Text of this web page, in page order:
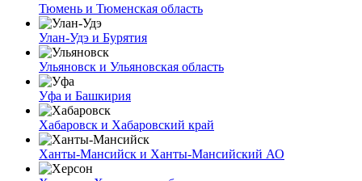
Тюмень и Тюменская область
Улан-Удэ и Бурятия
Ульяновск и Ульяновская область
Уфа и Башкирия
Хабаровск и Хабаровский край
Ханты-Мансийск и Ханты-Мансийский АО